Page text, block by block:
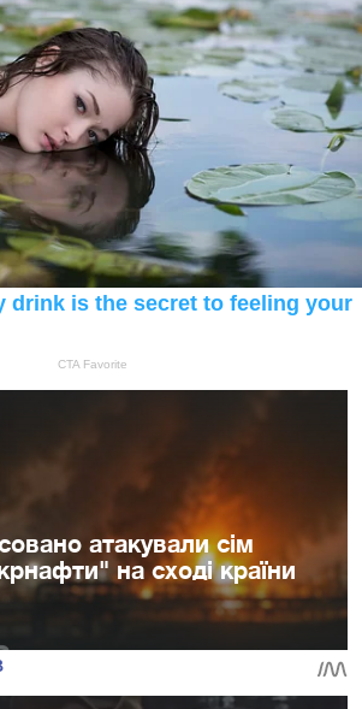
атакували сім
на сході країни